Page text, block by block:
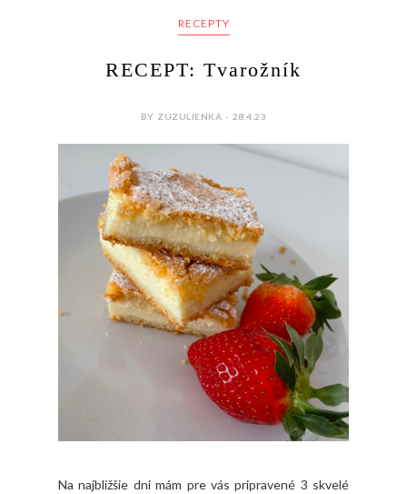
RECEPTY
RECEPT: Tvarožník
BY ZUZULIENKA - 28.4.23
Na najbližšie dni mám pre vás pripravené 3 skvelé